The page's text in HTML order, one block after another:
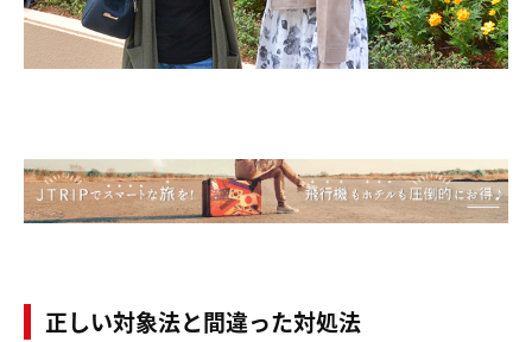
正しい対象法と間違った対処法